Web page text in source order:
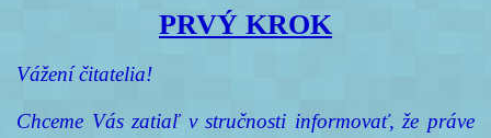
PRVÝ KROK
Vážení čitatelia!
Chceme Vás zatiaľ v stručnosti informovať, že práve